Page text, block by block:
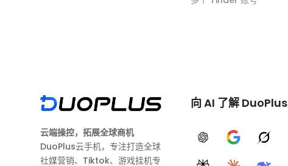
云端操控，拓展全球商机
DuoPlus云手机，专注打造全球
社媒营销、Tiktok、游戏挂机专
向 AI 了解 DuoPlus
ChatGPTGoogle AIGrok